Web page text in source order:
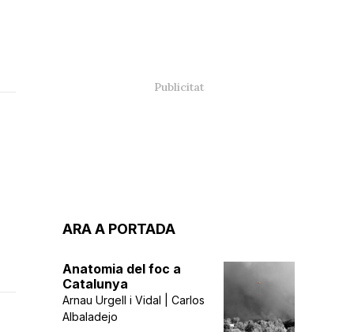
ARA A PORTADA
Anatomia del foc a
Catalunya
Arnau Urgell i Vidal | Carlos
Albaladejo